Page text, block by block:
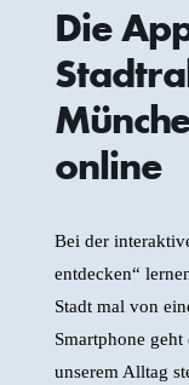
Die
online
Bei der
entdecken“
Stadt mal von
Smartphone
unserem Alltag